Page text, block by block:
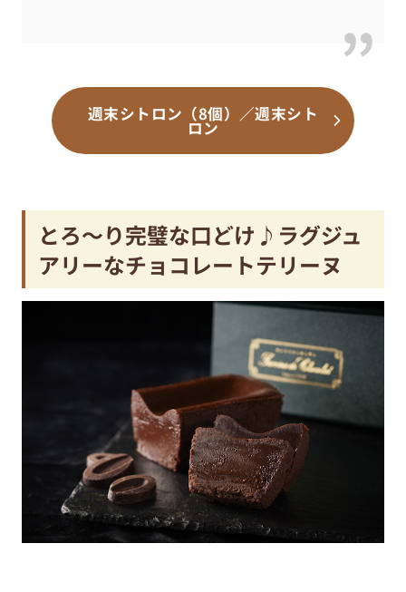
週末シトロン（8個）／週末シト
ロン
とろ～り完璧な口どけ♪ラグジュ
アリーなチョコレートテリーヌ